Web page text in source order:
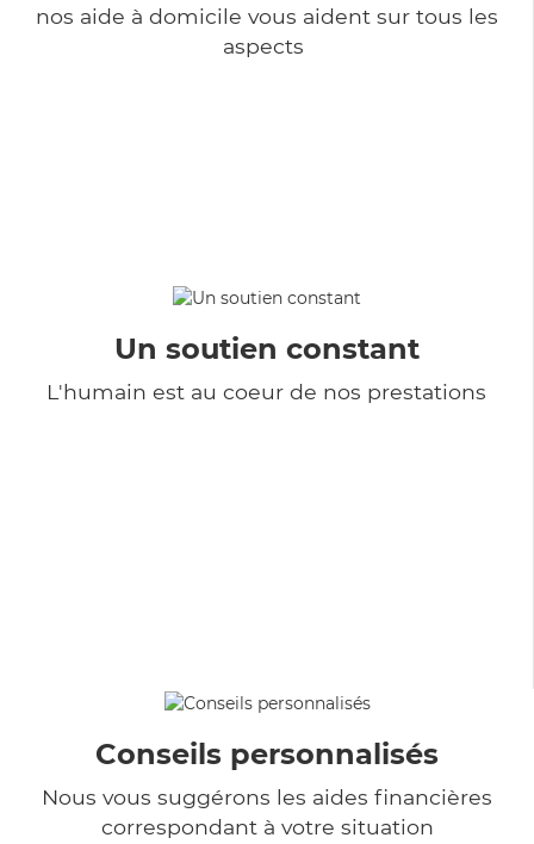
nos aide à domicile vous aident sur tous les
aspects
Un soutien constant
L'humain est au coeur de nos prestations
Conseils personnalisés
Nous vous suggérons les aides financières
correspondant à votre situation